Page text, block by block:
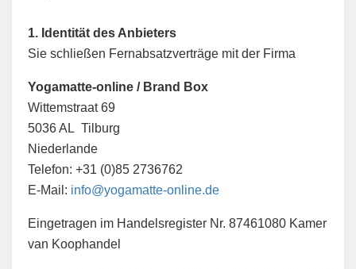
1. Identität des Anbieters
Sie schließen Fernabsatzverträge mit der Firma
Yogamatte-online / Brand Box
Wittemstraat 69
5036 AL Tilburg
Niederlande
Telefon: +31 (0)85 2736762
E-Mail: info@yogamatte-online.de
Eingetragen im Handelsregister Nr. 87461080 Kamer
van Koophandel